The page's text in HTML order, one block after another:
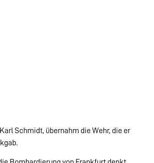
Schmidt, übernahm die Wehr, die er